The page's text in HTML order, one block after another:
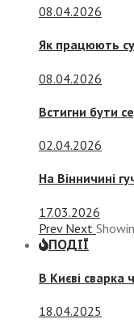
08.04.2026
Як працюють
08.04.2026
Встигни бути
02.04.2026
На Вінничині
17.03.2026
Prev Next
ПОДІЇ
В Києві сварка
18.04.2025